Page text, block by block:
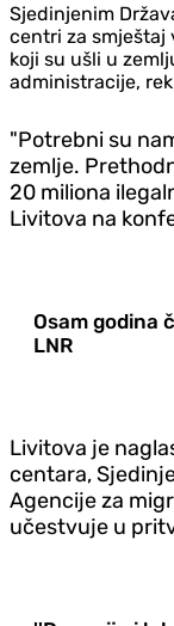
Sjedinjenim
centri za smještaj
koji su ušli u
administracije,
"Potrebni su
zemlje.
20 miliona
Livitova na
Osam godina
LNR
Livitova je
centara,
Agencije za
učestvuje u